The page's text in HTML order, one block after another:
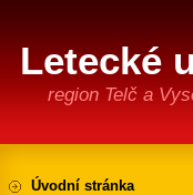
Letecké
region Telč a
Úvodní stránka